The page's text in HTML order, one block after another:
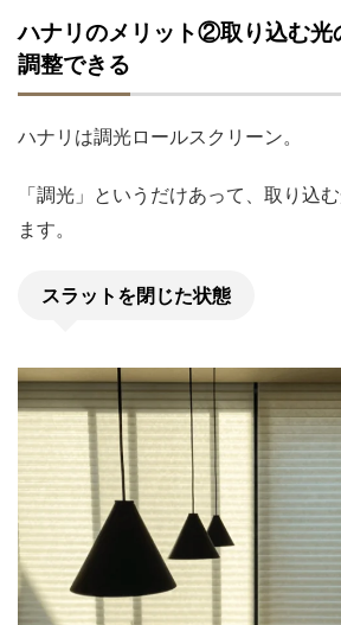
ハナリのメリット②取り込む光
調整できる
ハナリは調光ロールスクリーン。
「調光」というだけあって、取り込
ます。
スラットを閉じた状態